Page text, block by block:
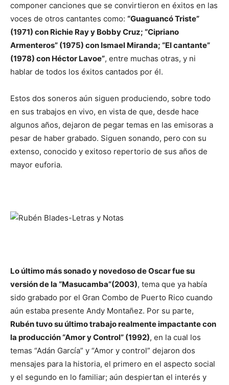
componer canciones que se convirtieron en éxitos en las
voces de otros cantantes como: “Guaguancó Triste”
(1971) con Richie Ray y Bobby Cruz; “Cipriano
Armenteros” (1975) con Ismael Miranda; “El cantante”
(1978) con Héctor Lavoe”, entre muchas otras, y ni
hablar de todos los éxitos cantados por él.
Estos dos soneros aún siguen produciendo, sobre todo
en sus trabajos en vivo, en vista de que, desde hace
algunos años, dejaron de pegar temas en las emisoras a
pesar de haber grabado. Siguen sonando, pero con su
extenso, conocido y exitoso repertorio de sus años de
mayor euforia.
Lo último más sonado y novedoso de Oscar fue su
versión de la “Masucamba”(2003), tema que ya había
sido grabado por el Gran Combo de Puerto Rico cuando
aún estaba presente Andy Montañez. Por su parte,
Rubén tuvo su último trabajo realmente impactante con
la producción “Amor y Control” (1992), en la cual los
temas “Adán García” y “Amor y control” dejaron dos
mensajes para la historia, el primero en el aspecto social
y el segundo en lo familiar; aún despiertan el interés y